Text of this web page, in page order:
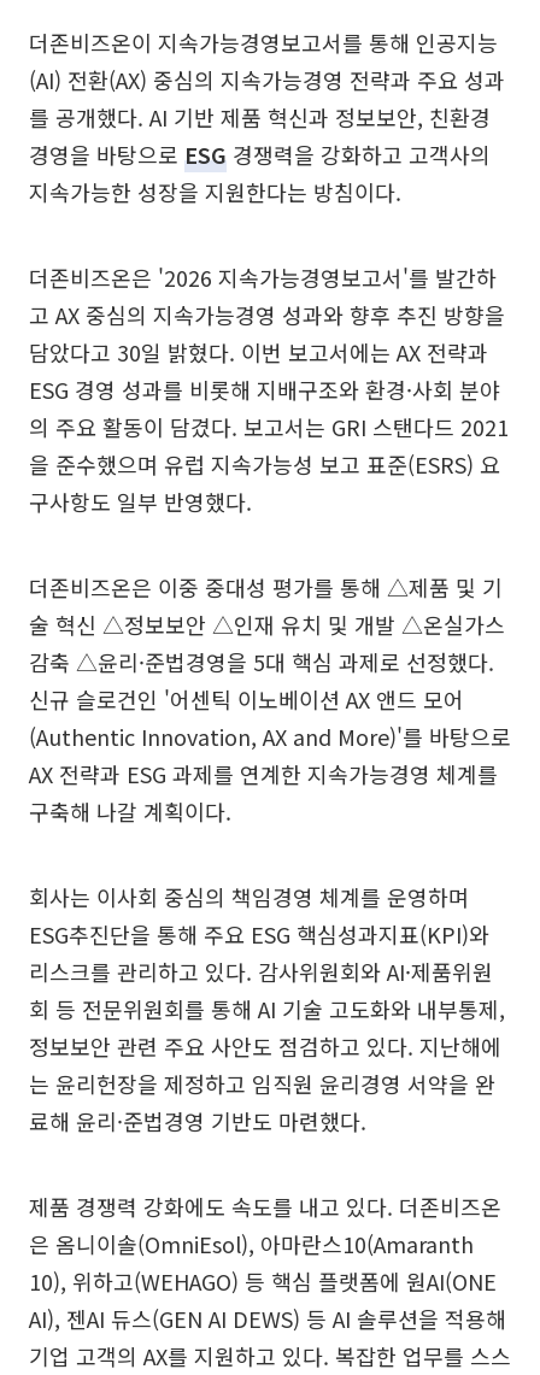
더존비즈온이 지속가능경영보고서를 통해 인공지능
(AI) 전환(AX) 중심의 지속가능경영 전략과 주요 성과
를 공개했다. AI 기반 제품 혁신과 정보보안, 친환경
경영을 바탕으로 ESG 경쟁력을 강화하고 고객사의
지속가능한 성장을 지원한다는 방침이다.
더존비즈온은 '2026 지속가능경영보고서'를 발간하
고 AX 중심의 지속가능경영 성과와 향후 추진 방향을
담았다고 30일 밝혔다. 이번 보고서에는 AX 전략과
ESG 경영 성과를 비롯해 지배구조와 환경·사회 분야
의 주요 활동이 담겼다. 보고서는 GRI 스탠다드 2021
을 준수했으며 유럽 지속가능성 보고 표준(ESRS) 요
구사항도 일부 반영했다.
더존비즈온은 이중 중대성 평가를 통해 △제품 및 기
술 혁신 △정보보안 △인재 유치 및 개발 △온실가스
감축 △윤리·준법경영을 5대 핵심 과제로 선정했다.
신규 슬로건인 '어센틱 이노베이션 AX 앤드 모어
(Authentic Innovation, AX and More)'를 바탕으로
AX 전략과 ESG 과제를 연계한 지속가능경영 체계를
구축해 나갈 계획이다.
회사는 이사회 중심의 책임경영 체계를 운영하며
ESG추진단을 통해 주요 ESG 핵심성과지표(KPI)와
리스크를 관리하고 있다. 감사위원회와 AI·제품위원
회 등 전문위원회를 통해 AI 기술 고도화와 내부통제,
정보보안 관련 주요 사안도 점검하고 있다. 지난해에
는 윤리헌장을 제정하고 임직원 윤리경영 서약을 완
료해 윤리·준법경영 기반도 마련했다.
제품 경쟁력 강화에도 속도를 내고 있다. 더존비즈온
은 옴니이솔(OmniEsol), 아마란스10(Amaranth
10), 위하고(WEHAGO) 등 핵심 플랫폼에 원AI(ONE
AI), 젠AI 듀스(GEN AI DEWS) 등 AI 솔루션을 적용해
기업 고객의 AX를 지원하고 있다. 복잡한 업무를 스스